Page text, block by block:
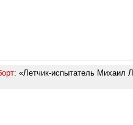
: «Летчик-испытатель Михаил